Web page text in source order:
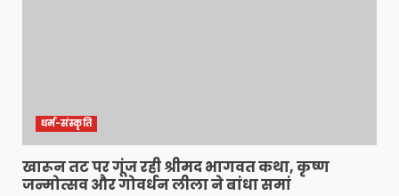
धर्म-संस्कृति
खारून तट पर गूंज रही श्रीमद भागवत कथा, कृष्ण
जन्मोत्सव और गोवर्धन लीला ने बांधा समां